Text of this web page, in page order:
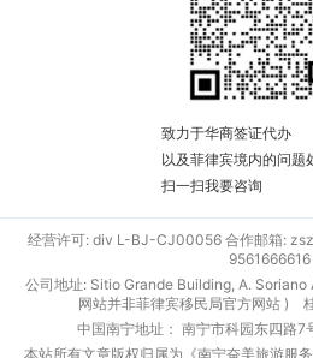
致力于华商签证代办
以及菲律宾境内的问题
扫一扫我要咨询
经营许可: div L-BJ-CJ00056 合作邮箱:
9561666616
公司地址: Sitio Grande Building, A.
网站并非菲律宾移民局官方网站 )
中国南宁地址： 南宁市科园东四路7
本站所有文章版权归属为《南宁奋美旅游服